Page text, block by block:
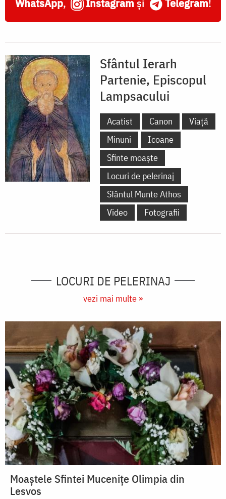
Sfântul Ierarh
Partenie, Episcopul
Lampsacului
Acatist Canon
Viață
Minuni
Icoane
Sfinte moaște
Locuri de pelerinaj
Sfântul Munte Athos
Video
Fotografii
LOCURI DE PELERINAJ
vezi mai multe »
Moaștele Sfintei Mucenițe Olimpia din
Lesvos